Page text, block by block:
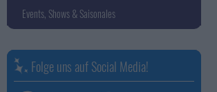
Events, Shows & Saisonales
Folge uns auf Social Media!